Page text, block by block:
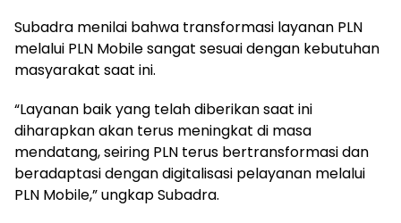
Subadra menilai bahwa transformasi layanan PLN
melalui PLN Mobile sangat sesuai dengan kebutuhan
masyarakat saat ini.
“Layanan baik yang telah diberikan saat ini
diharapkan akan terus meningkat di masa
mendatang, seiring PLN terus bertransformasi dan
beradaptasi dengan digitalisasi pelayanan melalui
PLN Mobile,” ungkap Subadra.